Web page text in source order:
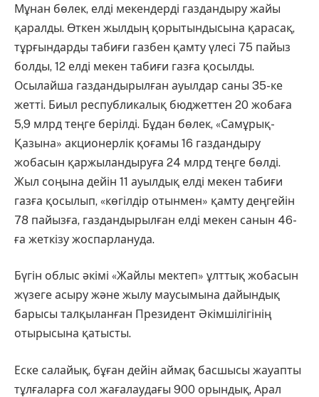
Мұнан бөлек, елді мекендерді газдандыру жайы
қаралды. Өткен жылдың қорытындысына қарасақ,
тұрғындарды табиғи газбен қамту үлесі 75 пайыз
болды, 12 елді мекен табиғи газға қосылды.
Осылайша газдандырылған ауылдар саны 35-ке
жетті.​ Биыл республикалық бюджеттен 20 жобаға
5,9 млрд теңге берілді. Бұдан бөлек, «Самұрық-
Қазына» акционерлік қоғамы 16 газдандыру
жобасын қаржыландыруға 24 млрд теңге бөлді.
Жыл соңына дейін 11 ауылдық елді мекен табиғи
газға қосылып, «көгілдір отынмен» қамту деңгейін
78 пайызға, газдандырылған елді мекен санын 46-
ға жеткізу жоспарлануда.
Бүгін облыс әкімі «Жайлы мектеп» ұлттық жобасын
жүзеге асыру және жылу маусымына дайындық
барысы талқыланған Президент Әкімшілігінің
отырысына қатысты.
Еске салайық, бұған дейін аймақ басшысы жауапты
тұлғаларға сол жағалаудағы 900 орындық, Арал